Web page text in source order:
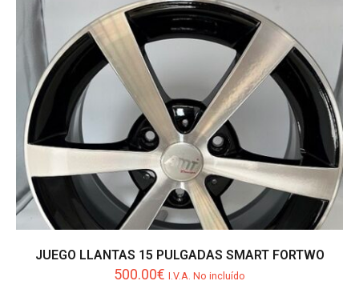
JUEGO LLANTAS 15 PULGADAS SMART FORTWO
500.00€ I.V.A. No incluído